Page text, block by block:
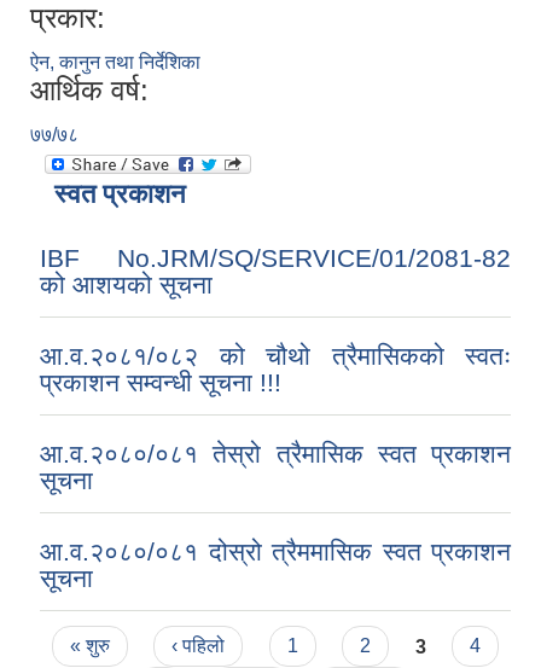
प्रकार:
ऐन, कानुन तथा निर्देशिका
आर्थिक वर्ष:
७७/७८
स्वत प्रकाशन
IBF No.JRM/SQ/SERVICE/01/2081-82
को आशयको सूचना
आ.व.२०८१/०८२ को चौथो त्रैमासिकको स्वतः
प्रकाशन सम्वन्धी सूचना !!!
आ.व.२०८०/०८१ तेस्रो त्रैमासिक स्वत प्रकाशन
सूचना
आ.व.२०८०/०८१ दोस्रो त्रैममासिक स्वत प्रकाशन
सूचना
Pages
« शुरु ‹ पहिलो 1 2 3
4